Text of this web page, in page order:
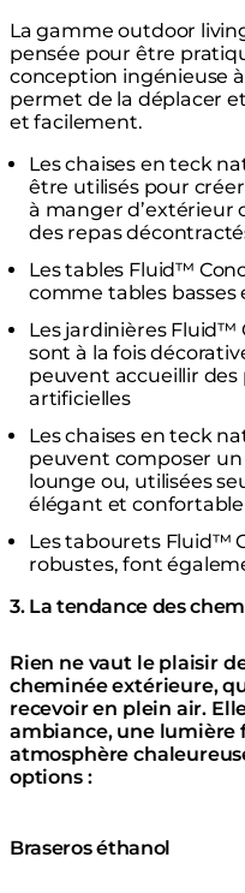
La gamme outdoor
pensée pour être
conception ingénieuse
permet de la déplacer
et facilement.
Les chaises en teck
être utilisés pour
à manger d’extérieur
des repas
Les tables Fluid™
comme tables basses
Les jardinières Fluid™
sont à la fois
peuvent accueillir
artificielles
Les chaises en teck
peuvent composer
lounge ou, utilisées
élégant et confortable
Les tabourets Fluid™
robustes, font
3. La tendance des
Rien ne vaut le plaisir
cheminée extérieure,
recevoir en plein air.
ambiance, une lumière
atmosphère
options :
Braseros éthanol